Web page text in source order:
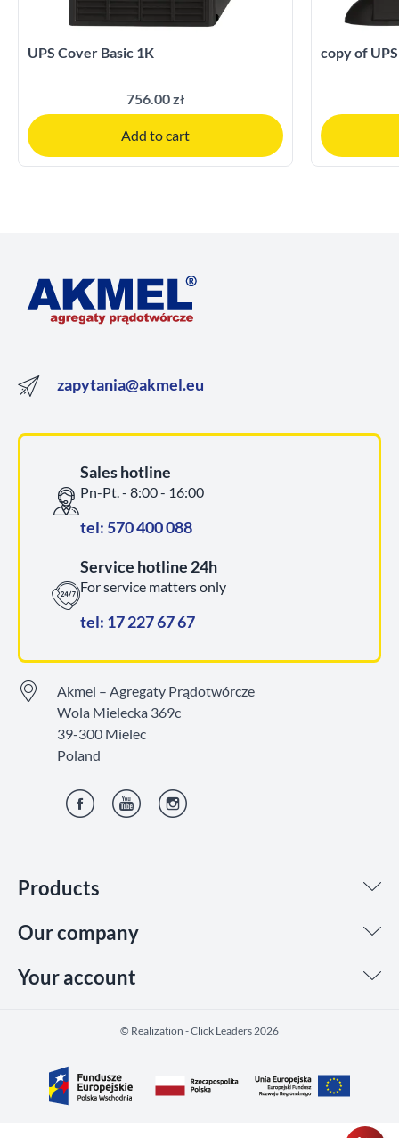
UPS Cover Basic 1K
756.00 zł
Add to cart
copy of
Products
Our company
Your account
zapytania@akmel.eu
Sales hotline
Pn-Pt. - 8:00 - 16:00
tel: 570 400 088
Service hotline 24h
For service matters only
tel: 17 227 67 67
Akmel – Agregaty Prądotwórcze
Wola Mielecka 369c
39-300 Mielec
Poland
©️ Realization - Click Leaders 2026